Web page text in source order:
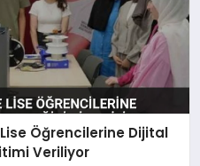
Öğrencilerine Dijital
Veriliyor